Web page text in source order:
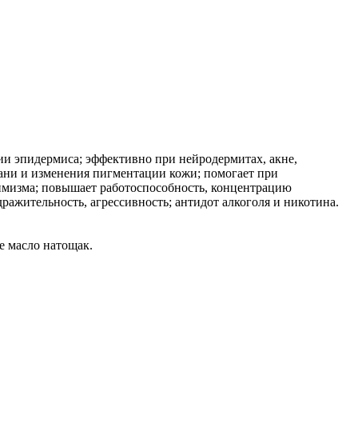
эпидермиса; эффективно при нейродермитах, акне,
и изменения пигментации кожи; помогает при
повышает работоспособность, концентрацию
агрессивность; антидот алкоголя и никотина.
масло натощак.